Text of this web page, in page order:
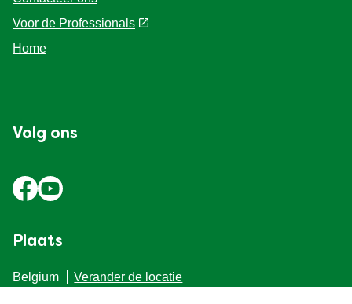
Contacteer ons
Voor de Professionals